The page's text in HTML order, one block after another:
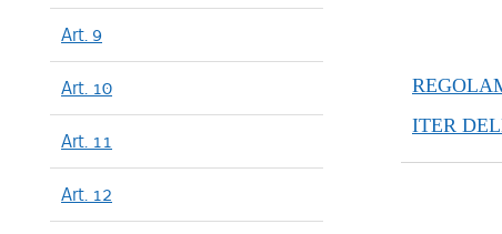
Art. 9
Art. 10
Art. 11
Art. 12
ITER